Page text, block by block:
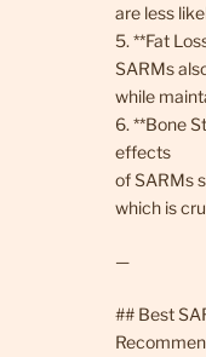
are less
5. **Fat
SARMs
while
6. **Bone
effects
of SARMs
which is
—
## Best